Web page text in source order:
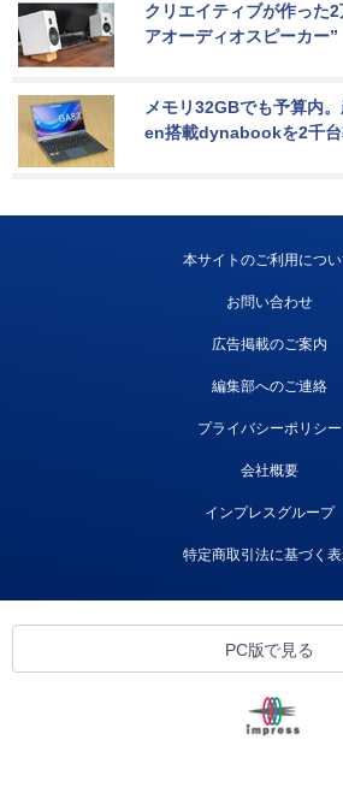
クリエイティブが作った
アオーディオスピーカー”
メモリ32GBでも予算内
en搭載dynabookを2千台
本サイトのご利用につ
お問い合わせ
広告掲載のご案内
編集部へのご連絡
プライバシーポリシー
会社概要
インプレスグループ
特定商取引法に基づく
PC版で見る